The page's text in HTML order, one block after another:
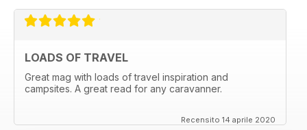
LOADS OF TRAVEL
Great mag with loads of travel inspiration and
campsites. A great read for any caravanner.
Recensito 14 aprile 2020